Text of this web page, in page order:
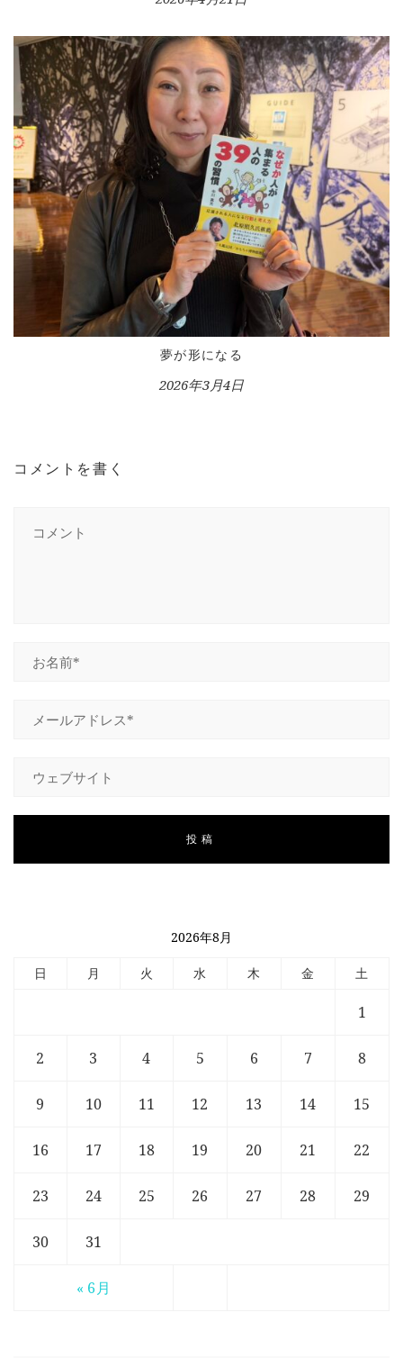
CONTACT
夢が形になる
2026年3月4日
コメントを書く
2026年8月
日 月 火 水 木 金 土
« 6月
1
2 3 4 5 6 7 8
9 10 11 12 13 14 15
16 17 18 19 20 21 22
23 24 25 26 27 28 29
30 31